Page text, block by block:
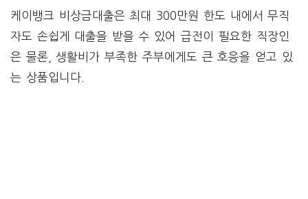
케이뱅크 비상금대출은 최대 300만원 한도 내에서 무직
자도 손쉽게 대출을 받을 수 있어 급전이 필요한 직장인
은 물론, 생활비가 부족한 주부에게도 큰 호응을 얻고 있
는 상품입니다.